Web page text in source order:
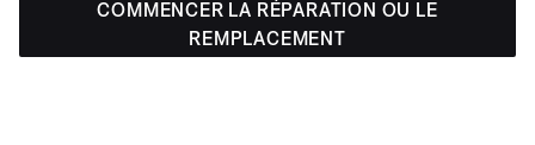
COMMENCER LA RÉPARATION OU LE
REMPLACEMENT